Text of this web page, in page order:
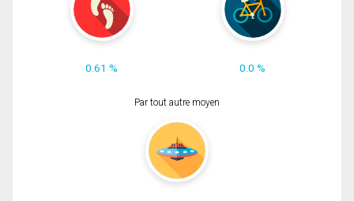
0.61 % 0.0 %
Par tout autre moyen